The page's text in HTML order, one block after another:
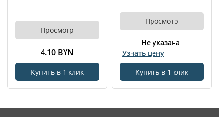
Просмотр
4.10 BYN
Купить в 1 клик
Просмотр
Не указана
Узнать цену
Купить в 1 клик